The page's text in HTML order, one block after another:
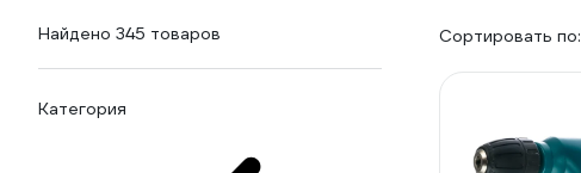
Найдено 345 товаров
Категория
Сортировать по: